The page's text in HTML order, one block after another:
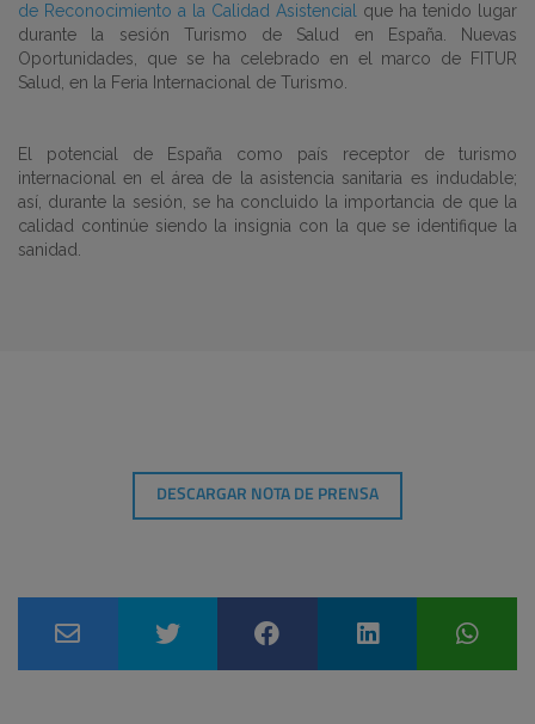
de Reconocimiento a la Calidad Asistencial
que ha tenido lugar
durante la sesión Turismo de Salud en España. Nuevas
Oportunidades, que se ha celebrado en el marco de FITUR
Salud, en la Feria Internacional de Turismo.
El potencial de España como país receptor de turismo
internacional en el área de la asistencia sanitaria es indudable;
así, durante la sesión, se ha concluido la importancia de que la
calidad continúe siendo la insignia con la que se identifique la
sanidad.
DESCARGAR NOTA DE PRENSA